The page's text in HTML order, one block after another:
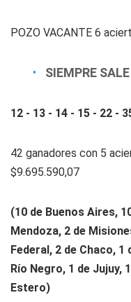
POZO VACANTE 6
SIEMPRE SALE
12 - 13 - 14 - 15 - 22 -
42 ganadores con 5
$9.695.590,07
(10 de Buenos Aires,
Mendoza, 2 de
Federal, 2 de Chaco, 1
Río Negro, 1 de Jujuy,
Estero)